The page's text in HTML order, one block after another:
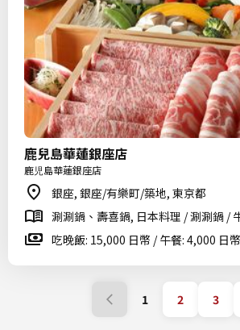
鹿兒島華蓮銀座店
鹿児島華蓮銀座店
銀座, 銀座/有樂町/築地, 東京都
涮涮鍋、壽喜鍋, 日本料理 / 涮涮鍋 /
吃晚飯: 15,000 日幣 / 午餐: 4,000 日幣
1 2 3